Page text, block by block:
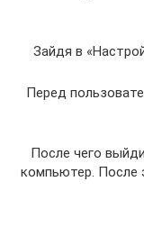
Зайдя в
Перед
После чего
компьютер. После